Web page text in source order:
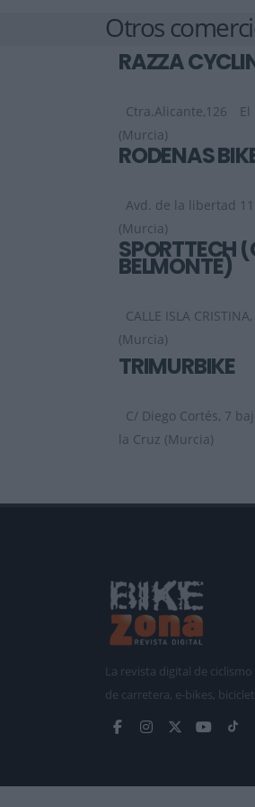
Otros
RAZZA
Ctra.Alicante,126
(Murcia)
RODENAS
Avd. de la libertad 11
(Murcia)
SPORTTECH
BELMONTE)
CALLE ISLA CRISTINA,
(Murcia)
TRIMURBIKE
C/ Diego Cortés, 7
la Cruz (Murcia)
La revista digital de
de carretera, e-bikes,